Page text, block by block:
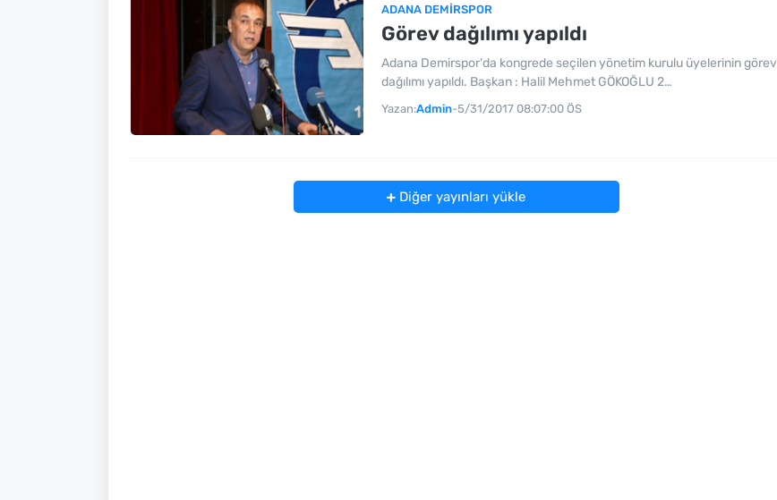
ADANA DEMIRSPOR
Görev dağılımı yapıldı
Adana Demirspor'da kongrede seçilen yönetim kurulu üyelerinin görev
dağılımı yapıldı. Başkan : Halil Mehmet GÖKOĞLU 2…
Yazan:Admin-5/31/2017 08:07:00 ÖS
Diğer yayınları yükle